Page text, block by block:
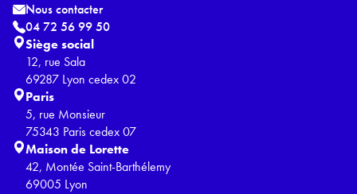
Nous contacter
04 72 56 99 50
Siège social
12, rue Sala
69287 Lyon cedex 02
Paris
5, rue Monsieur
75343 Paris cedex 07
Maison de Lorette
42, Montée Saint-Barthélemy
69005 Lyon